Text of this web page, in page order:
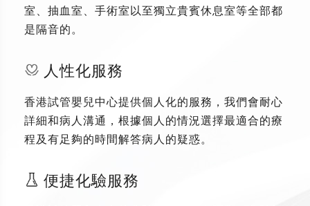
室、抽血室、手術室以至獨立貴賓休息室等全部都
是隔音的。
人性化服務
香港試管嬰兒中心提供個人化的服務，我們會耐心
詳細和病人溝通，根據個人的情況選擇最適合的療
程及有足夠的時間解答病人的疑惑。
便捷化驗服務